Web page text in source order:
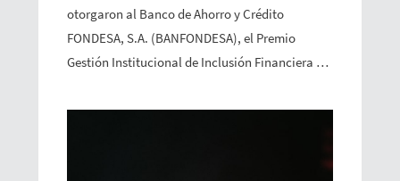
otorgaron al Banco de Ahorro y Crédito
FONDESA, S.A. (BANFONDESA), el Premio
Gestión Institucional de Inclusión Financiera …